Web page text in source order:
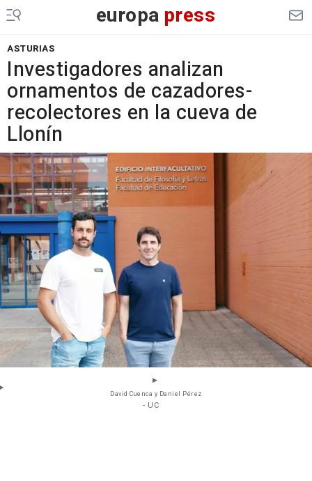
europa press
ASTURIAS
Investigadores analizan
ornamentos de cazadores-
recolectores en la cueva de
Llonín
David Cuenca y Daniel Pérez
- UC